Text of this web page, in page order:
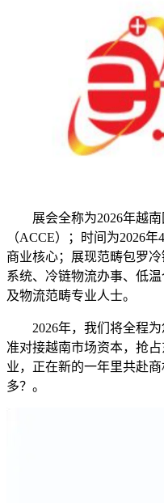
展会全称为2026年越南
（ACCE）；时间为2026
商业核心；展现范畴包罗
系统、冷链物流办事、低
及物流范畴专业人士。
2026年，我们将全程为
准对接越南市场资本，抢
业，正在新的一年里共赴
多？。